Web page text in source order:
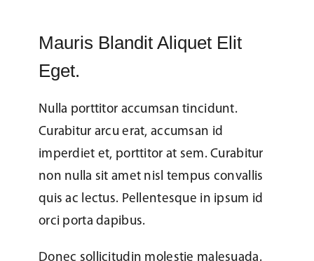
Mauris Blandit Aliquet Elit
Eget.
Nulla porttitor accumsan tincidunt.
Curabitur arcu erat, accumsan id
imperdiet et, porttitor at sem. Curabitur
non nulla sit amet nisl tempus convallis
quis ac lectus. Pellentesque in ipsum id
orci porta dapibus.
Donec sollicitudin molestie malesuada.